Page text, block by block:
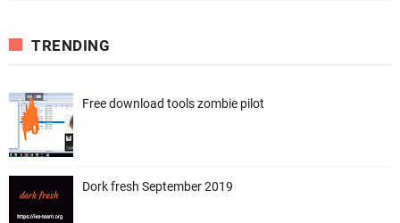
TRENDING
Free download tools zombie pilot
Dork fresh September 2019